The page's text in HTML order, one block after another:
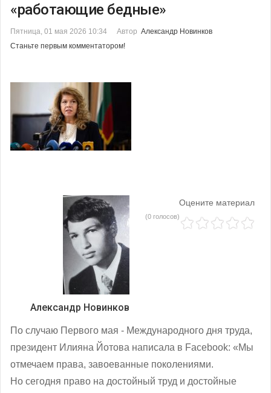
«работающие бедные»
Пятница, 01 мая 2026 10:34 Автор Александр Новинков
Станьте первым комментатором!
Александр Новинков
Оцените материал
(0 голосов)
По случаю Первого мая - Международного дня труда,
президент Илияна Йотова написала в Facebook: «Мы
отмечаем права, завоеванные поколениями.
Но сегодня право на достойный труд и достойные